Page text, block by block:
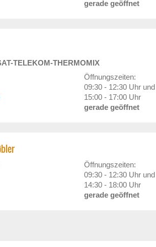
gerade geöffnet
TELEKOM-THERMOMIX
Öffnungszeiten:
09:30 - 12:30 Uhr und
15:00 - 17:00 Uhr
gerade geöffnet
Öffnungszeiten:
09:30 - 12:30 Uhr und
14:30 - 18:00 Uhr
gerade geöffnet